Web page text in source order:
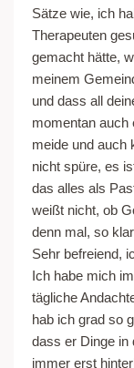
Sätze wie, ich
Therapeuten
gemacht hätte,
meinem
und dass all
momentan auch
meide und auch
nicht spüre, es
das alles als
weißt nicht, ob
denn mal, so
Sehr befreiend,
Ich habe mich
tägliche
hab ich grad so
dass er Dinge in
immer erst